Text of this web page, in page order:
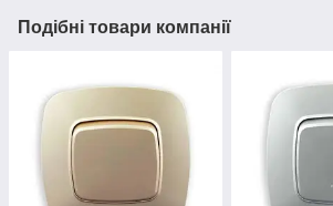
Подібні товари компанії